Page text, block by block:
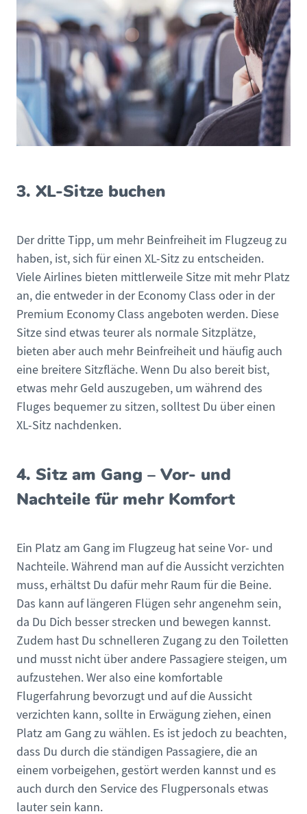
3. XL-Sitze buchen
Der dritte Tipp, um mehr Beinfreiheit im Flugzeug zu
haben, ist, sich für einen XL-Sitz zu entscheiden.
Viele Airlines bieten mittlerweile Sitze mit mehr Platz
an, die entweder in der Economy Class oder in der
Premium Economy Class angeboten werden. Diese
Sitze sind etwas teurer als normale Sitzplätze,
bieten aber auch mehr Beinfreiheit und häufig auch
eine breitere Sitzfläche. Wenn Du also bereit bist,
etwas mehr Geld auszugeben, um während des
Fluges bequemer zu sitzen, solltest Du über einen
XL-Sitz nachdenken.
4. Sitz am Gang – Vor- und
Nachteile für mehr Komfort
Ein Platz am Gang im Flugzeug hat seine Vor- und
Nachteile. Während man auf die Aussicht verzichten
muss, erhältst Du dafür mehr Raum für die Beine.
Das kann auf längeren Flügen sehr angenehm sein,
da Du Dich besser strecken und bewegen kannst.
Zudem hast Du schnelleren Zugang zu den Toiletten
und musst nicht über andere Passagiere steigen, um
aufzustehen. Wer also eine komfortable
Flugerfahrung bevorzugt und auf die Aussicht
verzichten kann, sollte in Erwägung ziehen, einen
Platz am Gang zu wählen. Es ist jedoch zu beachten,
dass Du durch die ständigen Passagiere, die an
einem vorbeigehen, gestört werden kannst und es
auch durch den Service des Flugpersonals etwas
lauter sein kann.